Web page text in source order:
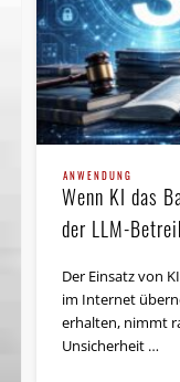
ANWENDUNG
Wenn KI das
der LLM-
Der Einsatz von
im Internet
erhalten, nimmt
Unsicherheit …